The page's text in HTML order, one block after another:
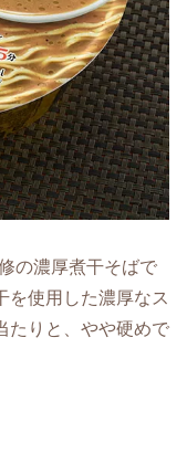
の濃厚煮干そばで
を使用した濃厚なス
たりと、やや硬めで